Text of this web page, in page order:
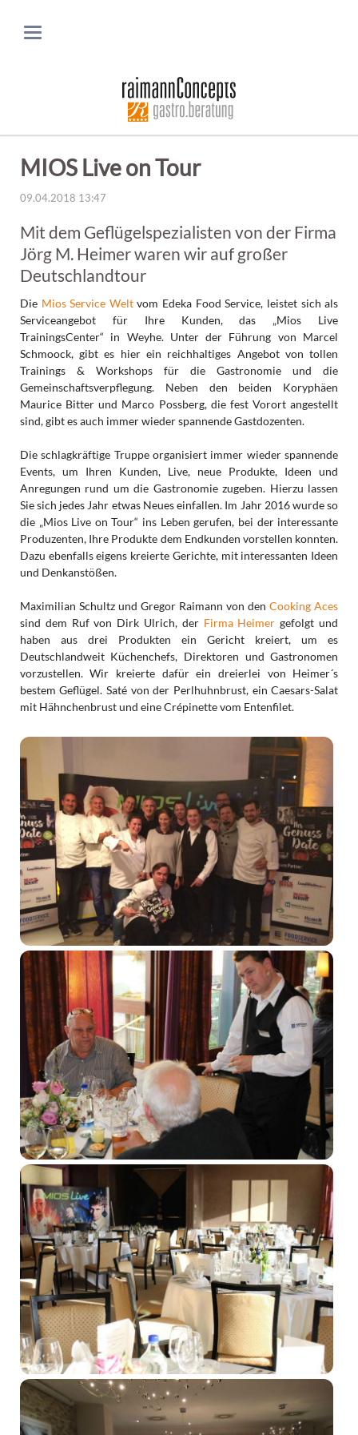
MIOS Live on Tour
09.04.2018 13:47
Mit dem Geflügelspezialisten von der Firma
Jörg M. Heimer waren wir auf großer
Deutschlandtour
Die Mios Service Weltvom Edeka Food Service, leistet sich als
Serviceangebot für Ihre Kunden, das „Mios Live
TrainingsCenter“ in Weyhe. Unter der Führung von Marcel
Schmoock, gibt es hier ein reichhaltiges Angebot von tollen
Trainings & Workshops für die Gastronomie und die
Gemeinschaftsverpflegung. Neben den beiden Koryphäen
Maurice Bitter und Marco Possberg, die fest Vorort angestellt
sind, gibt es auch immer wieder spannende Gastdozenten.
Die schlagkräftige Truppe organisiert immer wieder spannende
Events, um Ihren Kunden, Live, neue Produkte, Ideen und
Anregungen rund um die Gastronomie zugeben. Hierzu lassen
Sie sich jedes Jahr etwas Neues einfallen. Im Jahr 2016 wurde so
die „Mios Live on Tour“ ins Leben gerufen, bei der interessante
Produzenten, Ihre Produkte dem Endkunden vorstellen konnten.
Dazu ebenfalls eigens kreierte Gerichte, mit interessanten Ideen
und Denkanstößen.
Maximilian Schultz und Gregor Raimann von denCooking Aces
sind dem Ruf von Dirk Ulrich, der Firma Heimer gefolgt und
haben aus drei Produkten ein Gericht kreiert, um es
Deutschlandweit Küchenchefs, Direktoren und Gastronomen
vorzustellen. Wir kreierte dafür ein dreierlei von Heimer´s
bestem Geflügel. Saté von der Perlhuhnbrust, ein Caesars-Salat
mit Hähnchenbrust und eine Crépinette vom Entenfilet.